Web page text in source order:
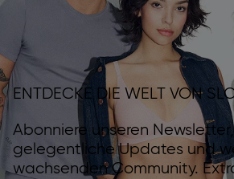
ENTDECKE DIE WELT VON
Abonniere unseren
gelegentliche Updates und
wachsenden Community.